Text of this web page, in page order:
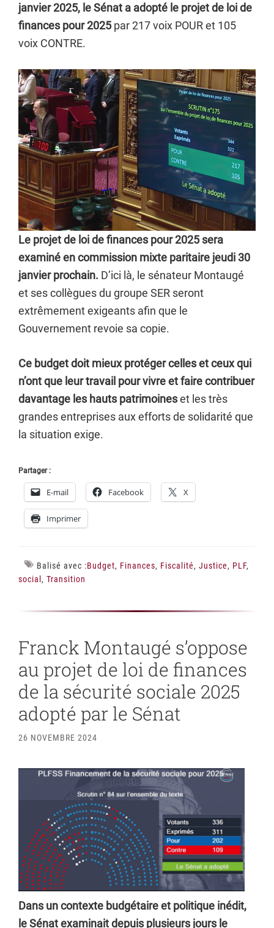
janvier 2025, le Sénat a adopté le projet de loi de
finances pour 2025 par 217 voix POUR et 105
voix CONTRE.
Le projet de loi de finances pour 2025 sera
examiné en commission mixte paritaire jeudi 30
janvier prochain. D’ici là, le sénateur Montaugé
et ses collègues du groupe SER seront
extrêmement exigeants afin que le
Gouvernement revoie sa copie.
Ce budget doit mieux protéger celles et ceux qui
n’ont que leur travail pour vivre et faire contribuer
davantage les hauts patrimoineset les très
grandes entreprises aux efforts de solidarité que
la situation exige.
Partager :
E-mail Facebook X
Imprimer
Balisé avec :Budget, Finances, Fiscalité, Justice, PLF,
social , Transition
Franck Montaugé s’oppose
au projet de loi de finances
de la sécurité sociale 2025
adopté par le Sénat
26 NOVEMBRE 2024
Dans un contexte budgétaire et politique inédit,
le Sénat examinait depuis plusieurs jours le